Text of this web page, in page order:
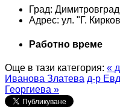
Град: Димитровград
Адрес: ул. "Г.
Работно време
Още в тази категория: «
Иванова Златева д-р
Георгиева »